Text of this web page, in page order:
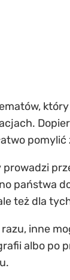
pomylić
państwa
też dla
inne
albo po